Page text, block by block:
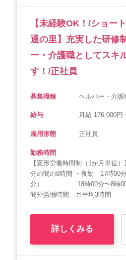
【未経験OK！/ショー
通の里】充実した研修
ー・介護職としてスキ
す！/正社員
募集職種 ヘルパー・介護
給与 月給 176,000
雇用形態 正社員
勤務時間
【変形労働時間制（1か月単位
分の間の8時間 ・夜勤 17時00
分） 18時00分〜8時00分
間外労働時間 月平均3時間
詳しくみる